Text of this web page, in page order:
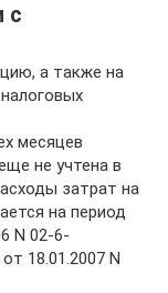
с
а также на
месяцев
не учтена в
затрат на
на период
N 02-6-
18.01.2007 N